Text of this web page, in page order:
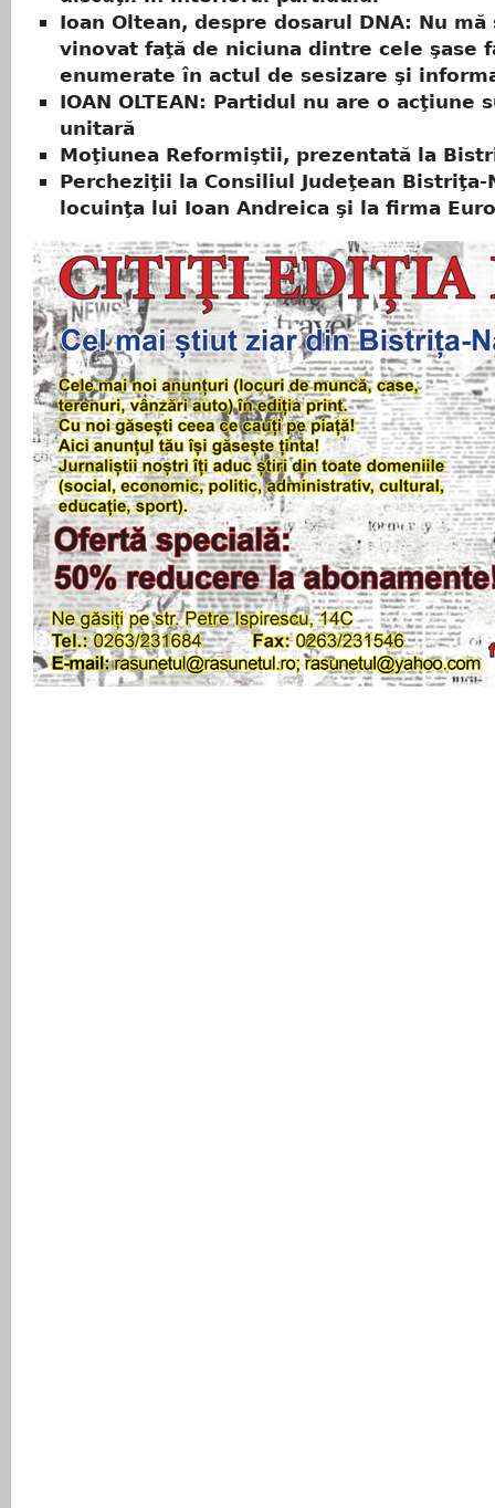
Ioan Oltean, despre dosarul DNA: Nu mă
vinovat faţă de niciuna dintre cele şase
enumerate în actul de sesizare şi
IOAN OLTEAN: Partidul nu are o acţiune
unitară
Moţiunea Reformiştii, prezentată la
Percheziţii la Consiliul Judeţean Bistriţa-
locuinţa lui Ioan Andreica şi la firma